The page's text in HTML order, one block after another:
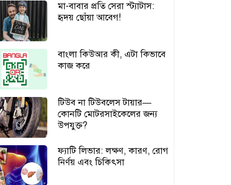
মা-বাবার প্রতি সেরা স্ট্যাটাস:
হৃদয় ছোঁয়া আবেগ!
বাংলা কিউআর কী, এটা কিভাবে
কাজ করে
টিউব না টিউবলেস টায়ার—
কোনটি মোটরসাইকেলের জন্য
উপযুক্ত?
ফ্যাটি লিভার: লক্ষণ, কারণ, রোগ
নির্ণয় এবং চিকিৎসা